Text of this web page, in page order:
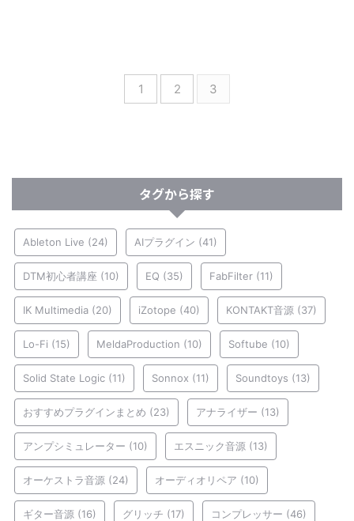
1 2 3
タグから探す
Ableton Live (24) AIプラグイン (41)
DTM初心者講座 (10) EQ (35) FabFilter (11)
IK Multimedia (20) iZotope (40) KONTAKT音源 (37)
Lo-Fi (15) MeldaProduction (10) Softube (10)
Solid State Logic (11) Sonnox (11) Soundtoys (13)
おすすめプラグインまとめ (23) アナライザー (13)
アンプシミュレーター (10) エスニック音源 (13)
オーケストラ音源 (24) オーディオリペア (10)
ギター音源 (16) グリッチ (17) コンプレッサー (46)